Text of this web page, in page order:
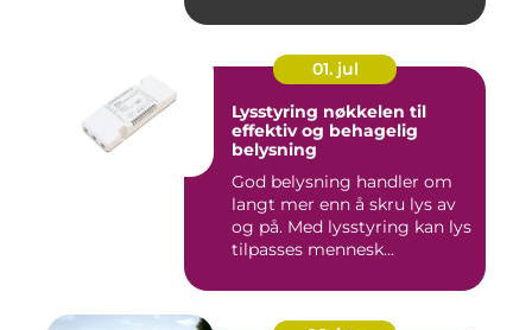
01. jul
Lysstyring nøkkelen til
effektiv og behagelig
belysning
God belysning handler om
langt mer enn å skru lys av
og på. Med lysstyring kan lys
tilpasses mennesk...